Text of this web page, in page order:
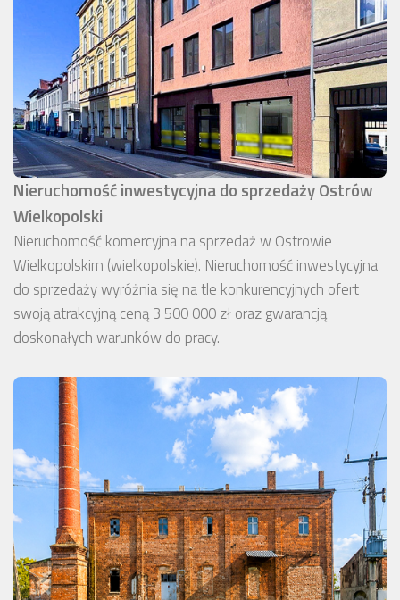
Nieruchomość inwestycyjna do sprzedaży Ostrów
Wielkopolski
Nieruchomość komercyjna na sprzedaż w Ostrowie
Wielkopolskim (wielkopolskie). Nieruchomość inwestycyjna
do sprzedaży wyróżnia się na tle konkurencyjnych ofert
swoją atrakcyjną ceną 3 500 000 zł oraz gwarancją
doskonałych warunków do pracy.